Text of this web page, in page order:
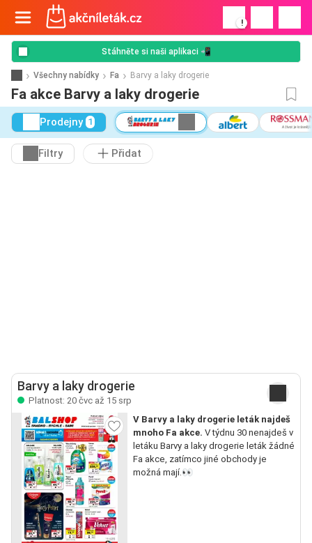
!
Stáhněte si naši aplikaci 📲
Všechny nabídky Fa Barvy a laky drogerie
Fa akce Barvy a laky drogerie
Prodejny 1
Filtry Přidat
Barvy a laky drogerie
Platnost: 20 čvc až 15 srp
V Barvy a laky drogerie leták najdeš
mnoho Fa akce. V týdnu 30 nenajdeš v
letáku Barvy a laky drogerie leták žádné
Fa akce, zatímco jiné obchody je
možná mají.👀